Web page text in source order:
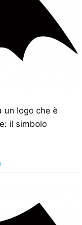
un logo che è
il simbolo